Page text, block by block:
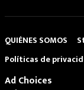
QUIÉNES SOMOS
Políticas de
Ad Choices